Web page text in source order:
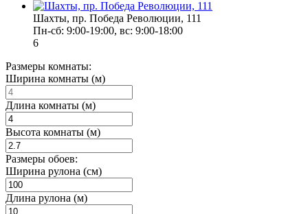
Шахты, пр. Победа Революции, 111
Пн-сб: 9:00-19:00, вс: 9:00-18:00
6
Размеры комнаты:
Ширина комнаты (м)
Длина комнаты (м)
Высота комнаты (м)
Размеры обоев:
Ширина рулона (см)
Длина рулона (м)